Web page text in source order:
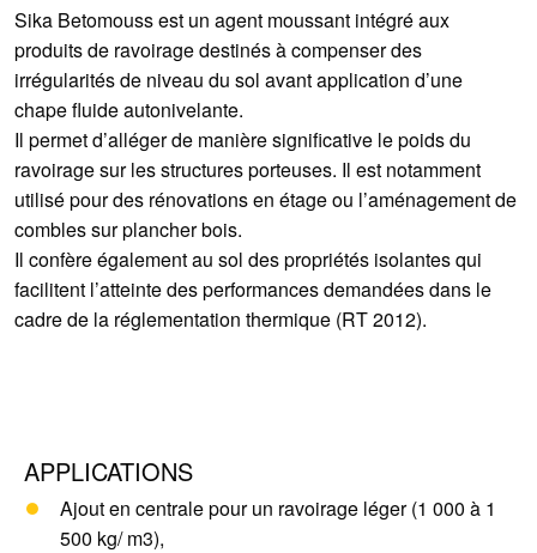
Sika Betomouss est un agent moussant intégré aux
produits de ravoirage destinés à compenser des
irrégularités de niveau du sol avant application d’une
chape fluide autonivelante.
Il permet d’alléger de manière significative le poids du
ravoirage sur les structures porteuses. Il est notamment
utilisé pour des rénovations en étage ou l’aménagement de
combles sur plancher bois.
Il confère également au sol des propriétés isolantes qui
facilitent l’atteinte des performances demandées dans le
cadre de la réglementation thermique (RT 2012).
APPLICATIONS
Ajout en centrale pour un ravoirage léger (1 000 à 1
500 kg/ m3),